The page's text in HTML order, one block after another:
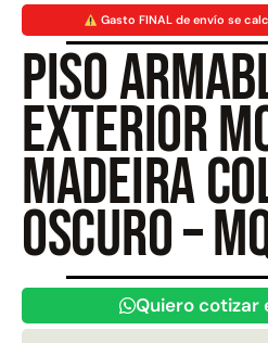
Gasto FINAL de envío se
Piso
exterior
Madeira
oscuro –
Quiero cotizar
$4.859.984
Leer más